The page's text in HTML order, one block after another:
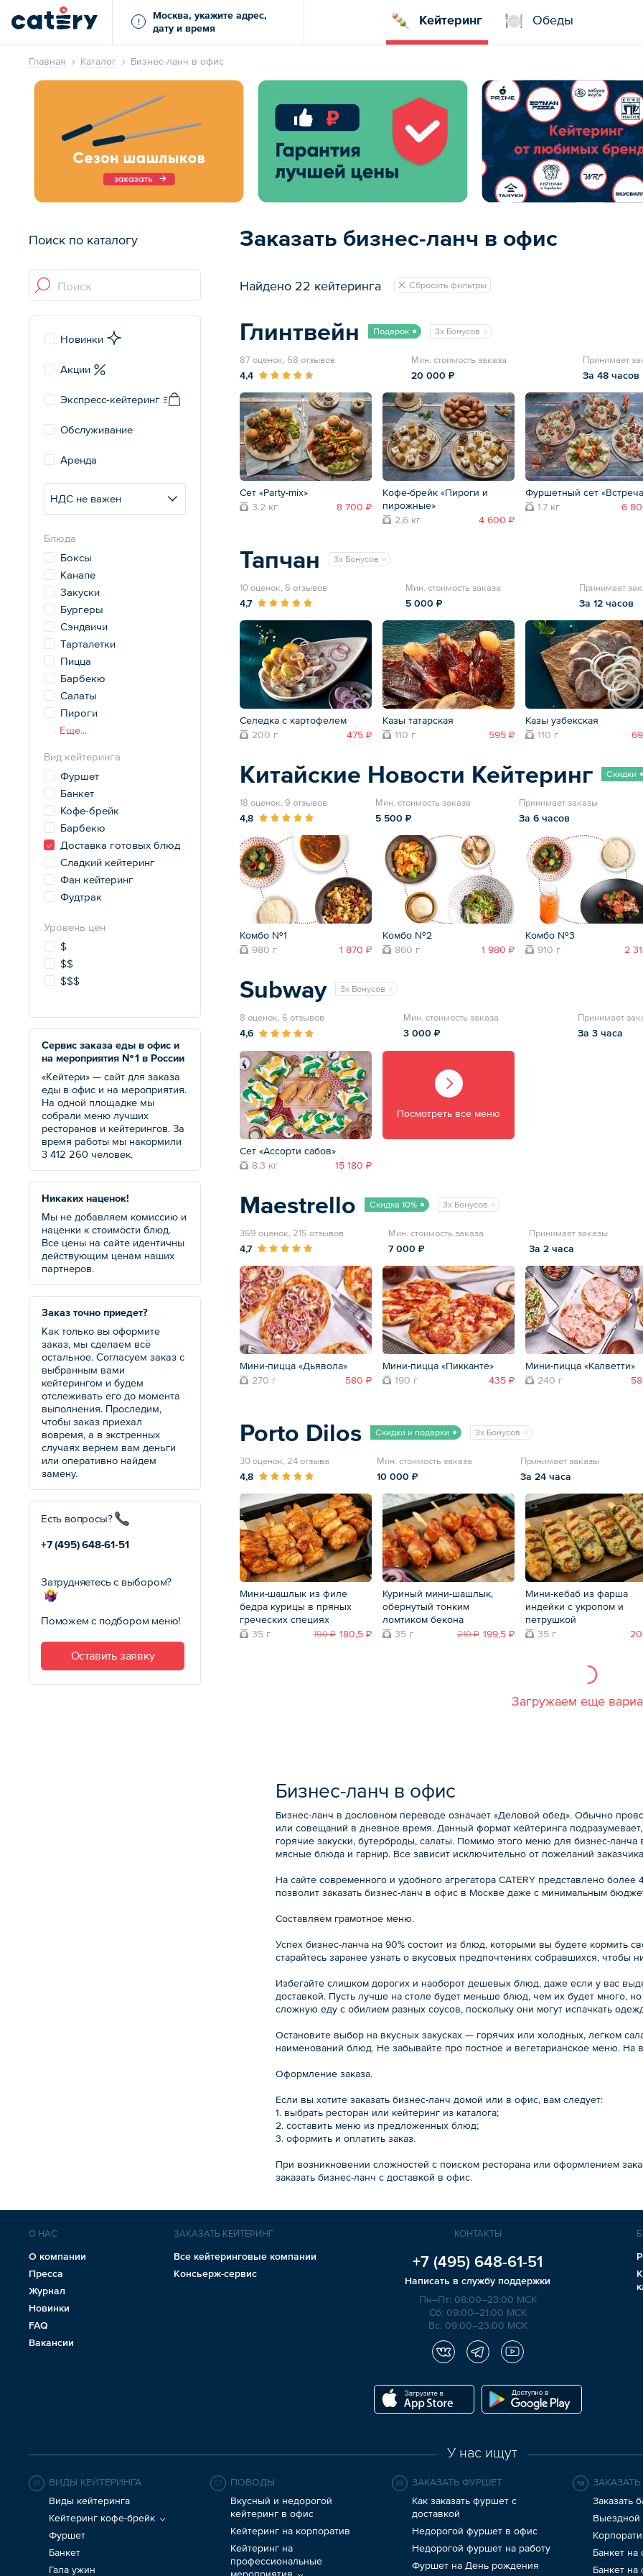
!
Москва, укажите адрес,
дату и время
Кейтеринг Обеды
Главная Каталог Бизнес-ланч в офис
Поиск по каталогу
Новинки
Акции
Экспресс-кейтеринг
Обслуживание
Аренда
НДС не важен
Блюда
Боксы
Канапе
Закуски
Бургеры
Сэндвичи
Тарталетки
Пицца
Барбекю
Салаты
Пироги
Еще...
Вид кейтеринга
Фуршет
Банкет
Кофе-брейк
Барбекю
Доставка готовых блюд
Сладкий кейтеринг
Фан кейтеринг
Фудтрак
Уровень цен
$
$$
$$$
Сервис заказа еды в офис и
на мероприятия № 1 в России
«Кейтери» — сайт для заказа
еды в офис и на мероприятия.
На одной площадке мы
собрали меню лучших
ресторанов и кейтерингов. За
время работы мы накормили
3 412 260 человек.
Никаких наценок!
Мы не добавляем комиссию и
наценки к стоимости блюд.
Все цены на сайте идентичны
действующим ценам наших
партнеров.
Заказ точно приедет?
Как только вы оформите
заказ, мы сделаем всё
остальное. Согласуем заказ с
выбранным вами
кейтерингом и будем
отслеживать его до момента
выполнения. Проследим,
чтобы заказ приехал
вовремя, а в экстренных
случаях вернем вам деньги
или оперативно найдем
замену.
Есть вопросы?
+7 (495) 648-61-51
Затрудняетесь с выбором?
Поможем с подбором меню!
Оставить заявку
Заказать бизнес-ланч в офис
Найдено 22 кейтеринга Сбросить фильтры
Глинтвейн Подарок 3x Бонусов
87 оценок, 58 отзывов
4,4
Мин. стоимость заказа
20 000 ₽
Принимает
За 48 часов
Сет «Party-mix»
3.2 кг
8 700 ₽
Кофе-брейк «Пироги и
пирожные»
2.6 кг
4 600 ₽
Фуршетный сет
1.7 кг
6
Тапчан 3x Бонусов
10 оценок, 6 отзывов
4,7
Мин. стоимость заказа
5 000 ₽
Принимает
За 12 часов
Селедка с картофелем
200 г
475 ₽
Казы татарская
110 г
595 ₽
Казы узбекская
110 г
Китайские Новости Кейтеринг Скидки
18 оценок, 9 отзывов
4,8
Мин. стоимость заказа
5 500 ₽
Принимает заказы
За 6 часов
Комбо №1
980 г
1 870 ₽
Комбо №2
860 г
1 980 ₽
Комбо №3
910 г
2
Subway 3x Бонусов
8 оценок, 6 отзывов
4,6
Мин. стоимость заказа
3 000 ₽
Принимает
За 3 часа
Сет «Ассорти сабов»
8.3 кг
15 180 ₽
Посмотреть все меню
Maestrello Скидка 10% 3x Бонусов
369 оценок, 215 отзывов
4,7
Мин. стоимость заказа
7 000 ₽
Принимает заказы
За 2 часа
Мини-пицца «Дьявола»
270 г
580 ₽
Мини-пицца «Пикканте»
190 г
435 ₽
Мини-пицца «Калветти»
240 г
Porto Dilos Скидки и подарки 3x Бонусов
30 оценок, 24 отзыва
4,8
Мин. стоимость заказа
10 000 ₽
Принимает заказы
За 24 часа
Мини-шашлык из филе
бедра курицы в пряных
греческих специях
35 г
190 ₽ 180,5 ₽
Куриный мини-шашлык,
обернутый тонким
ломтиком бекона
35 г
210 ₽ 199,5 ₽
Мини-кебаб из фарша
индейки с укропом и
петрушкой
35 г
Загружаем еще
Бизнес-ланч в офис
Бизнес-ланч в дословном переводе означает «Деловой обед». Обычно
или совещаний в дневное время. Данный формат кейтеринга
горячие закуски, бутерброды, салаты. Помимо этого меню для бизнес-
мясные блюда и гарнир. Все зависит исключительно от пожеланий
На сайте современного и удобного агрегатора CATERY представлено
позволит заказать бизнес-ланч в офис в Москве даже с минимальным
Составляем грамотное меню.
Успех бизнес-ланча на 90% состоит из блюд, которыми вы будете кормить
старайтесь заранее узнать о вкусовых предпочтениях собравшихся, чтобы
Избегайте слишком дорогих и наоборот дешевых блюд, даже если у вас
доставкой. Пусть лучше на столе будет меньше блюд, чем их будет много,
сложную еду с обилием разных соусов, поскольку они могут испачкать
Остановите выбор на вкусных закусках — горячих или холодных, легком
наименований блюд. Не забывайте про постное и вегетарианское меню. На
Оформление заказа.
Если вы хотите заказать бизнес-ланч домой или в офис, вам следует:
1. выбрать ресторан или кейтеринг из каталога;
2. составить меню из предложенных блюд;
3. оформить и оплатить заказ.
При возникновении сложностей с поиском ресторана или оформлением
заказать бизнес-ланч с доставкой в офис.
О НАС
О компании
Пресса
Журнал
Новинки
FAQ
Вакансии
ЗАКАЗАТЬ КЕЙТЕРИНГ
Все кейтеринговые компании
Консьерж-сервис
КОНТАКТЫ
+7 (495) 648-61-51
Написать в службу поддержки
Пн–Пт: 08:00–23:00 МСК
Сб: 09:00–21:00 МСК
Вс: 09:00–23:00 МСК
У нас ищут
ВИДЫ КЕЙТЕРИНГА
Виды кейтеринга
Кейтеринг кофе-брейк
Фуршет
Банкет
Гала ужин
ПОВОДЫ
Вкусный и недорогой
кейтеринг в офис
Кейтеринг на корпоратив
Кейтеринг на
профессиональные
мероприятия
ЗАКАЗАТЬ ФУРШЕТ
Как заказать фуршет с
доставкой
Недорогой фуршет в офис
Недорогой фуршет на работу
Фуршет на День рождения
Заказать
Выездной
Банкет на
Банкет на